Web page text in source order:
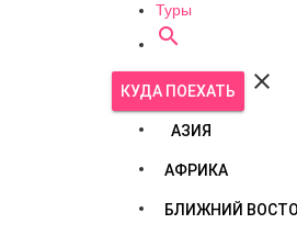
Туры

КУДА ПОЕХАТЬ 
АЗИЯ
АФРИКА
БЛИЖНИЙ